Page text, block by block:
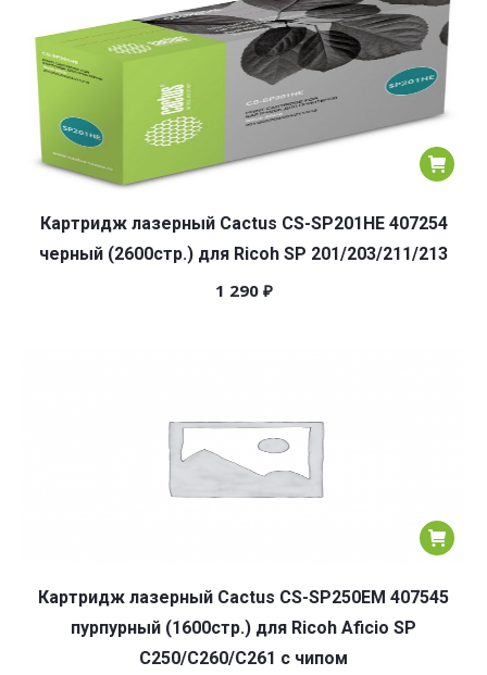
Картридж лазерный Cactus CS-SP201HE 407254
черный (2600стр.) для Ricoh SP 201/203/211/213
1 290 ₽
Картридж лазерный Cactus CS-SP250EM 407545
пурпурный (1600стр.) для Ricoh Aficio SP
C250/C260/C261 с чипом